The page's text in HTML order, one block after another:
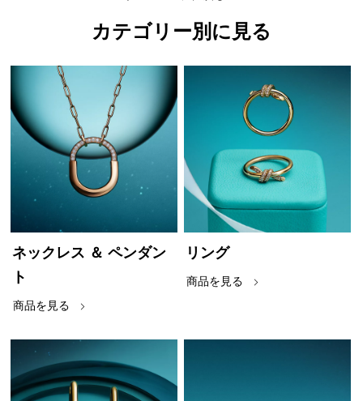
カテゴリー別に見る
ネックレス ＆ ペンダン
ト
商品を見る
リング
商品を見る